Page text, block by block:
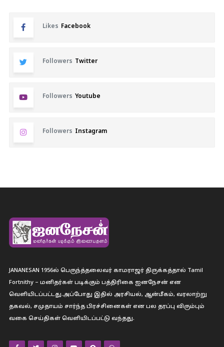
Likes Facebook
Followers Twitter
Followers Youtube
Followers Instagram
JANANESAN 1956ல் பெருந்த்தலைவர் காமராஜர் திருக்கத்தால் Tamil
Fortnithy – மனிதர்கள் படிக்கும் பத்திரிகை ஐனநேசன் என
வெளியிடப்பட்டது.அப்போது இதில் அரசியல், ஆன்மீகம், வரலாற்று
தகவல், சமுதாயம் சார்ந்த பிரச்சினைகள் என பல தரப்பு விரும்பும்
வகை செய்திகள் வெளியிடப்பட்டு வந்தது.